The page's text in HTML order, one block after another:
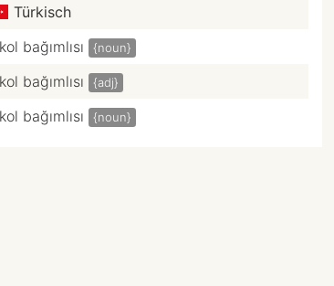
Türkisch
bağımlısı {noun}
bağımlısı {adj}
bağımlısı {noun}